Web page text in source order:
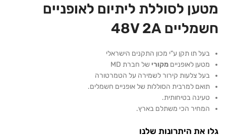
היה:
₪350.00.
הוא:
₪200.00.
מטען לסוללת ליתיום לאופניים
חשמליים 48V 2A
בעל תו תקן ע"י מכון התקנים הישראלי
מטען לאופניים מקורי של חברת MD
בעל צלעות קירור לשמירה על הטמרטורה
תואם למרבית הסוללות של אופניים חשמלים.
טעינה בטיחותית.
המחיר הכי משתלם בארץ.
גלו את היתרונות שלנו